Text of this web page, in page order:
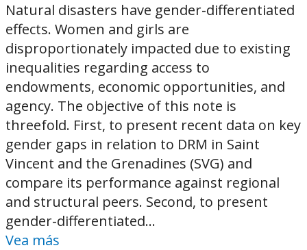
Natural disasters have gender-differentiated
effects. Women and girls are
disproportionately impacted due to existing
inequalities regarding access to
endowments, economic opportunities, and
agency. The objective of this note is
threefold. First, to present recent data on key
gender gaps in relation to DRM in Saint
Vincent and the Grenadines (SVG) and
compare its performance against regional
and structural peers. Second, to present
gender-differentiated...
Vea más